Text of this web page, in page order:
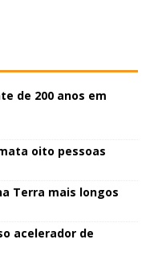
de 200 anos em
oito pessoas
Terra mais longos
acelerador de